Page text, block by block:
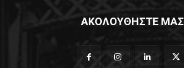
ΑΚΟΛΟΥΘΗΣΤΕ ΜΑΣ